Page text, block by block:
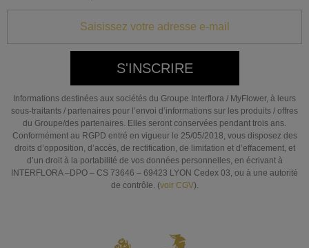
S'INSCRIRE
Informations destinées aux sociétés du Groupe Interflora / MyFlower, à leurs
sous-traitants / partenaires pour l’envoi d’informations sur les produits / offres
du Groupe/des partenaires. Elles seront conservées pendant trois ans.
Conformément au RGPD entré en vigueur le 25/05/2018, vous disposez des
droits d’opposition, d’accès, de rectification, de limitation et d’effacement, et
d’un droit à la portabilité de vos données personnelles, en écrivant à
INTERFLORA –DPO – CS 73646 – 69423 LYON Cedex 03, ou à une autorité
de contrôle. (voir CGV).